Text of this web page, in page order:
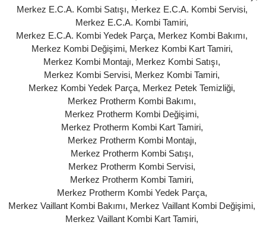
Merkez E.C.A. Kombi Satışı, Merkez E.C.A. Kombi Servisi,
Merkez E.C.A. Kombi Tamiri,
Merkez E.C.A. Kombi Yedek Parça, Merkez Kombi Bakımı,
Merkez Kombi Değişimi, Merkez Kombi Kart Tamiri,
Merkez Kombi Montajı, Merkez Kombi Satışı,
Merkez Kombi Servisi, Merkez Kombi Tamiri,
Merkez Kombi Yedek Parça, Merkez Petek Temizliği,
Merkez Protherm Kombi Bakımı,
Merkez Protherm Kombi Değişimi,
Merkez Protherm Kombi Kart Tamiri,
Merkez Protherm Kombi Montajı,
Merkez Protherm Kombi Satışı,
Merkez Protherm Kombi Servisi,
Merkez Protherm Kombi Tamiri,
Merkez Protherm Kombi Yedek Parça,
Merkez Vaillant Kombi Bakımı, Merkez Vaillant Kombi Değişimi,
Merkez Vaillant Kombi Kart Tamiri,